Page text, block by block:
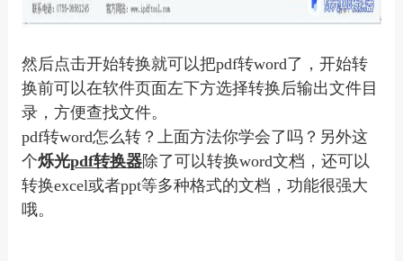
然后点击开始转换就可以把pdf转word了，开始转
换前可以在软件页面左下方选择转换后输出文件目
录，方便查找文件。
pdf转word怎么转？上面方法你学会了吗？另外这
个烁光pdf转换器除了可以转换word文档，还可以
转换excel或者ppt等多种格式的文档，功能很强大
哦。